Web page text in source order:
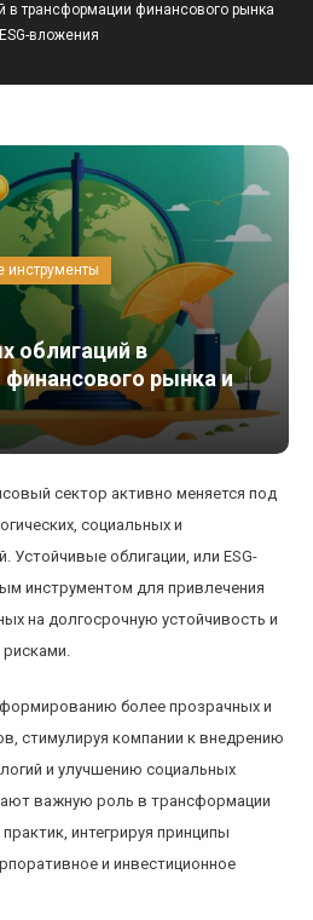
в трансформации финансового рынка
вложения
инструменты
облигаций в
рынка и
сектор активно меняется под
социальных и
Устойчивые облигации, или ESG-
инструментом для привлечения
на долгосрочную устойчивость и
рисками.
более прозрачных и
стимулируя компании к внедрению
и улучшению социальных
важную роль в трансформации
интегрируя принципы
и инвестиционное